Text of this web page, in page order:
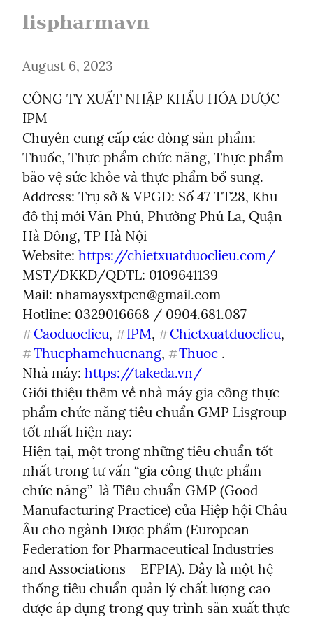
lispharmavn
August 6, 2023
CÔNG TY XUẤT NHẬP KHẨU HÓA DƯỢC
IPM
Chuyên cung cấp các dòng sản phẩm:
Thuốc, Thực phẩm chức năng, Thực phẩm
bảo vệ sức khỏe và thực phẩm bổ sung.
Address: Trụ sở & VPGD: Số 47 TT28, Khu
đô thị mới Văn Phú, Phường Phú La, Quận
Hà Đông, TP Hà Nội
Website: https://chietxuatduoclieu.com/
MST/DKKD/QDTL: 0109641139
Mail: nhamaysxtpcn@gmail.com
#Caoduoclieu, #IPM, #Chietxuatduoclieu
#Thucphamchucnang, #Thuoc .
Nhà máy: https://takeda.vn/
Giới thiệu thêm về nhà máy gia công thực
phẩm chức năng tiêu chuẩn GMP Lisgroup
tốt nhất hiện nay:
Hiện tại, một trong những tiêu chuẩn tốt
nhất trong tư vấn “gia công thực phẩm
chức năng”  là Tiêu chuẩn GMP (Good
Manufacturing Practice) của Hiệp hội Châu
Âu cho ngành Dược phẩm (European
Federation for Pharmaceutical Industries
and Associations – EFPIA). Đây là một hệ
thống tiêu chuẩn quản lý chất lượng cao
được áp dụng trong quy trình sản xuất thực